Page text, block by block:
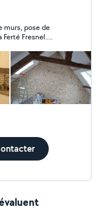
murs, pose de
Fresnel.
nous
travaux. Je le
un